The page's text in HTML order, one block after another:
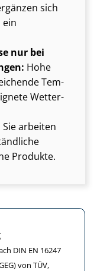
sich
ein
nur bei
Hohe
Tem­
Wet­ter­
Sie arbeiten
Produkte.
DIN EN 16247
von TÜV,